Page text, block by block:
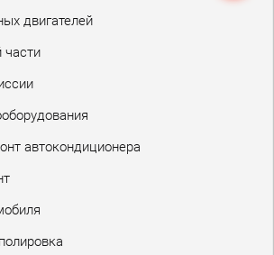
двигателей
части
автокондиционера